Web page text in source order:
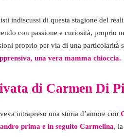
indiscussi di questa stagione del
con passione e curiosità, proprio
proprio per via di una particolarità
una vera mamma chioccia.
di Carmen Di
intrapreso una storia d’amore con
prima e in seguito Carmelina,